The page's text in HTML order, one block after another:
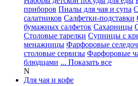
приборов Пиалы для чая и супа
салатников Салфетки-подставки
бумажных салфеток Сахарницы
Столовые тарелки Супницы с
менажницы Фарфоровые
столовые сервизы Фарфоровые
блюдцами ... Показать все
N
Для чая и кофе